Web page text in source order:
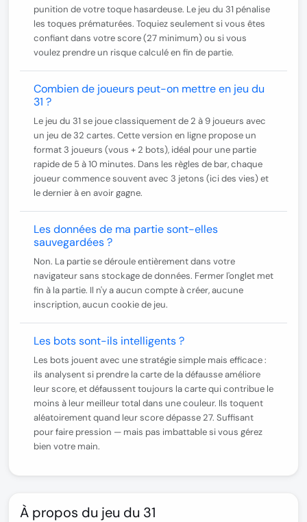
punition de votre toque hasardeuse. Le jeu du 31 pénalise
les toques prématurées. Toquiez seulement si vous êtes
confiant dans votre score (27 minimum) ou si vous
voulez prendre un risque calculé en fin de partie.
Combien de joueurs peut-on mettre en jeu du
31 ?
Le jeu du 31 se joue classiquement de 2 à 9 joueurs avec
un jeu de 32 cartes. Cette version en ligne propose un
format 3 joueurs (vous + 2 bots), idéal pour une partie
rapide de 5 à 10 minutes. Dans les règles de bar, chaque
joueur commence souvent avec 3 jetons (ici des vies) et
le dernier à en avoir gagne.
Les données de ma partie sont-elles
sauvegardées ?
Non. La partie se déroule entièrement dans votre
navigateur sans stockage de données. Fermer l'onglet met
fin à la partie. Il n'y a aucun compte à créer, aucune
inscription, aucun cookie de jeu.
Les bots sont-ils intelligents ?
Les bots jouent avec une stratégie simple mais efficace :
ils analysent si prendre la carte de la défausse améliore
leur score, et défaussent toujours la carte qui contribue le
moins à leur meilleur total dans une couleur. Ils toquent
aléatoirement quand leur score dépasse 27. Suffisant
pour faire pression — mais pas imbattable si vous gérez
bien votre main.
À propos du jeu du 31